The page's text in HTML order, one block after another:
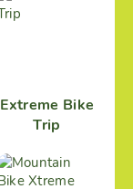
Extreme Bike
Trip